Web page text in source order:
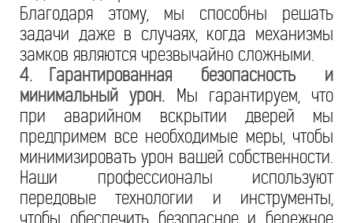
Благодаря этому, мы способны решать
задачи даже в случаях, когда механизмы
замков являются чрезвычайно сложными.
4.
Гарантированная безопасность и
минимальный урон. Мы гарантируем, что
при аварийном вскрытии дверей мы
предпримем все необходимые меры, чтобы
минимизировать урон вашей собственности.
Наши профессионалы используют
передовые технологии и инструменты,
чтобы обеспечить безопасное и бережное